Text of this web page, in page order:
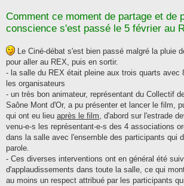
Comment ce moment de partage et de
conscience s'est passé le 5 février au
Le Ciné-débat s'est bien passé malgré la pluie
pour aller au REX, puis en sortir.
- la salle du REX était pleine aux trois quarts avec
les organisateurs
- un très bon animateur, représentant du Collectif
Saône Mont d'Or, a pu présenter et lancer le film,
qui ont eu lieu après le film, d'abord sur l'estrade
venu-e-s les représentant-e-s des 4 associations
dans la salle avec l'ensemble des participants qui
parole.
- Ces diverses interventions ont en général été
d'applaudissements dans toute la salle, ce qui
au moins un respect attribué par les participants